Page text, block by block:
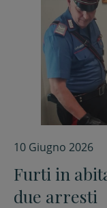
10 Giugno 2026
Furti in
due arresti